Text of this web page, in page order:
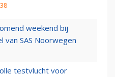
weekend bij
van SAS Noorwegen
testvlucht voor